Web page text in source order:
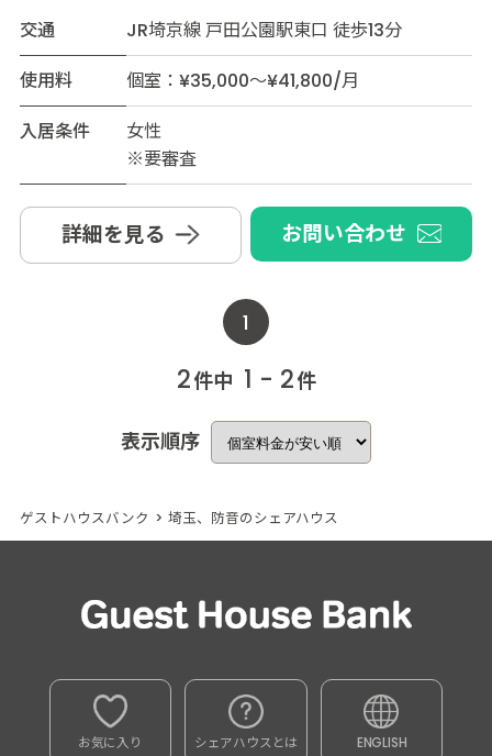
交通
JR埼京線 戸田公園駅東口 徒歩13分
使用料
個室：¥35,000～¥41,800/月
入居条件
女性
※要審査
詳細を見る お問い合わせ
1
2件中 1 - 2件
表示順序
ゲストハウスバンク > 埼玉、防音のシェアハウス
お気に入り シェアハウスとは ENGLISH